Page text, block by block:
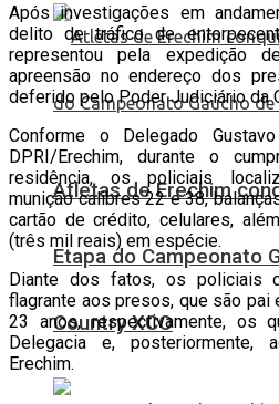
Atletas de Erechim
Etapa do Campeonato
Country XCO
Após investigações em
delito de tráfico de
representou pela expedição
apreensão no endereço dos
deferido pelo Poder Judiciário da
Conforme o Delegado
DPRI/Erechim, durante o
residência, os policiais
munição calibres 22 e 38,
cartão de crédito, celulares,
(três mil reais) em espécie.
Diante dos fatos, os policiais
flagrante aos presos, que são
23 anos, respectivamente, os
Delegacia e, posteriormente,
Erechim.